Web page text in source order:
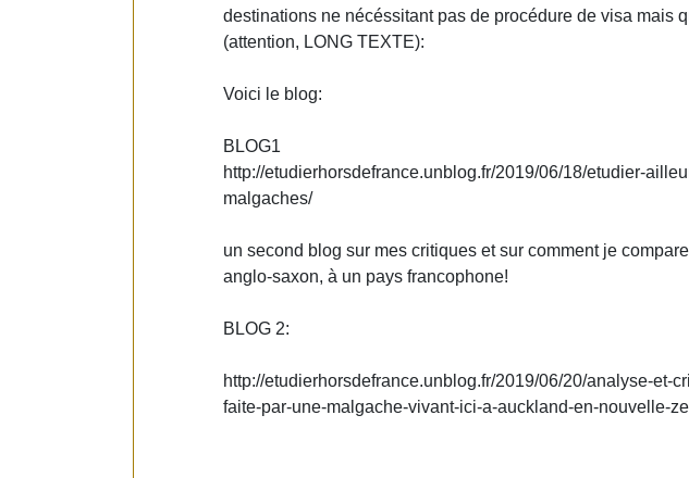
destinations ne nécéssitant pas de procédure de visa mais
(attention, LONG TEXTE):
Voici le blog:
BLOG1
http://etudierhorsdefrance.unblog.fr/2019/06/18/etudier-
malgaches/
un second blog sur mes critiques et sur comment je
anglo-saxon, à un pays francophone!
BLOG 2:
http://etudierhorsdefrance.unblog.fr/2019/06/20/analyse-et-
faite-par-une-malgache-vivant-ici-a-auckland-en-nouvelle-